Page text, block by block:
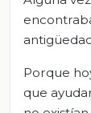
Porque
que